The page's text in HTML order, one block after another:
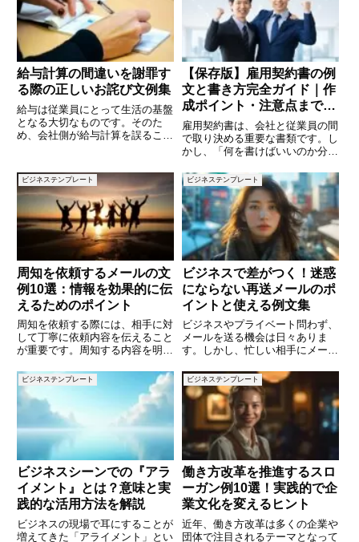
な審査が求められるため、説得力
のある稟議書の作成が重要です。
しばしばです。この記事では、環
境に関するスローガンの例を10
給与計算の間違いを謝罪す
る際の正しいお詫び文例集
給与は従業員にとって生活の基盤
となる大切なものです。そのた
め、会社側が給与計算を誤ること
なに注意していても、計算ミスや
振込手続きの不備などで給与の誤
りが発生することはゼロではあり
ま
【保存版】雇用契約書の例
文と書き方完全ガイド｜作
成ポイント・注意点まで徹
底解説
雇用契約書は、会社と従業員の間
で取り決める重要な書類です。し
かし、「何を書けばいいのか分か
にしたい」と悩む方も多いのでは
ないでしょうか。本記事では、雇
用契約書の基本から、すぐに使え
る例文、作成時のポイントや注意
ビジネステンプレート
周知を依頼するメールの文
例10選：情報を効果的に伝
えるためのポイント
周知を依頼する際には、相手に対
して丁寧に依頼内容を伝えること
が重要です。周知する内容を明確
をきちんと伝えることで、相手も
スムーズに対応しやすくなりま
す。この記事では、周知を依頼す
る際に使えるメールの文例を10
個
ビジネステンプレート
ビジネスで差がつく！迷惑
にならない再送メールのポ
イントと使える例文集
ビジネスやプライベート問わず、
メールを送る機会は日々ありま
す。しかし、忙しい相手にメール
ないことも少なくありません。そ
んなとき、「催促」するようで気
が引けつつも、用件を前に進める
ためには再度連絡を入れる必要が
出
ビジネステンプレート
ビジネスシーンでの『アラ
イメント』とは？意味と実
践的な活用方法を解説
ビジネスの現場で耳にすることが
増えてきた「アライメント」とい
ビジネステンプレート
働き方改革を推進するスロ
ーガン例10選！実践的で企
業文化を変えるヒント
近年、働き方改革は多くの企業や
団体で注目されるテーマとなって